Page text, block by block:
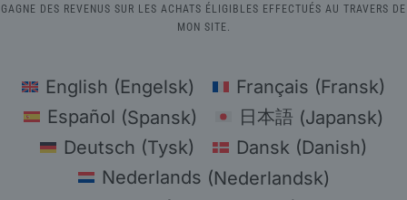
GAGNE DES REVENUS SUR LES ACHATS ÉLIGIBLES EFFECTUÉS AU TRAVERS DE
MON SITE.
English (Engelsk) Français (Fransk)
Español (Spansk) 日本語 (Japansk)
Deutsch (Tysk) Dansk (Danish)
Nederlands (Nederlandsk)